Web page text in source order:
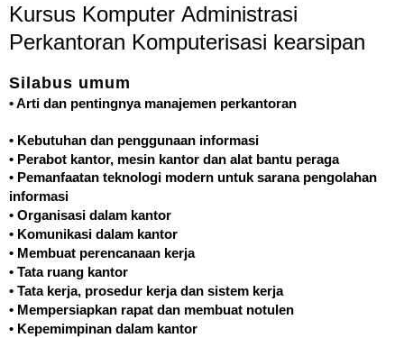
Kursus Komputer Administrasi
Perkantoran Komputerisasi kearsipan
Silabus umum
• Arti dan pentingnya manajemen perkantoran
• Kebutuhan dan penggunaan informasi
• Perabot kantor, mesin kantor dan alat bantu peraga
• Pemanfaatan teknologi modern untuk sarana pengolahan
informasi
• Organisasi dalam kantor
• Komunikasi dalam kantor
• Membuat perencanaan kerja
• Tata ruang kantor
• Tata kerja, prosedur kerja dan sistem kerja
• Mempersiapkan rapat dan membuat notulen
• Kepemimpinan dalam kantor